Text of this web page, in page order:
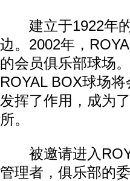
建立于1922年的
边。2002年，
的会员俱乐部球场
ROYAL BOX球场
发挥了作用，成为
所。
被邀请进入
管理者，俱乐部的